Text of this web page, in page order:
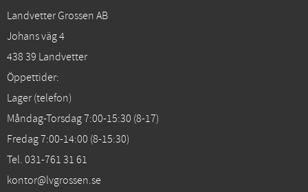
Landvetter Grossen AB
Johans väg 4
438 39 Landvetter
Öppettider:
Lager (telefon)
Måndag-Torsdag 7:00-15:30 (8-17)
Fredag 7:00-14:00 (8-15:30)
Tel. 031-761 31 61
kontor@lvgrossen.se